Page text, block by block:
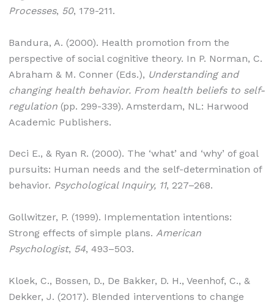
Processes, 50, 179-211.
Bandura, A. (2000). Health promotion from the
perspective of social cognitive theory. In P. Norman, C.
Abraham & M. Conner (Eds.), Understanding and
changing health behavior. From health beliefs to self-
regulation(pp. 299-339). Amsterdam, NL: Harwood
Academic Publishers.
Deci E., & Ryan R. (2000). The ‘what’ and ‘why’ of goal
pursuits: Human needs and the self-determination of
behavior. Psychological Inquiry, 11, 227–268.
Gollwitzer, P. (1999). Implementation intentions:
Strong effects of simple plans. American
Psychologist, 54, 493–503.
Kloek, C., Bossen, D., De Bakker, D. H., Veenhof, C., &
Dekker, J. (2017). Blended interventions to change